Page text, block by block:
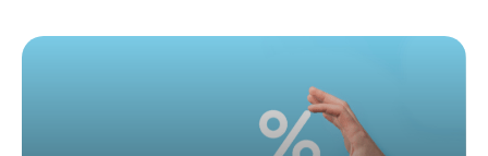
permettent de déléguer l’ensemble de votre comptabilité